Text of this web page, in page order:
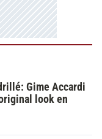
Gime Accardi
look en